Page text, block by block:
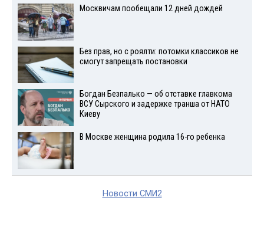
Москвичам пообещали 12 дней дождей
Без прав, но с роялти: потомки классиков не
смогут запрещать постановки
Богдан Безпалько — об отставке главкома
ВСУ Сырского и задержке транша от НАТО
Киеву
В Москве женщина родила 16-го ребенка
Новости СМИ2